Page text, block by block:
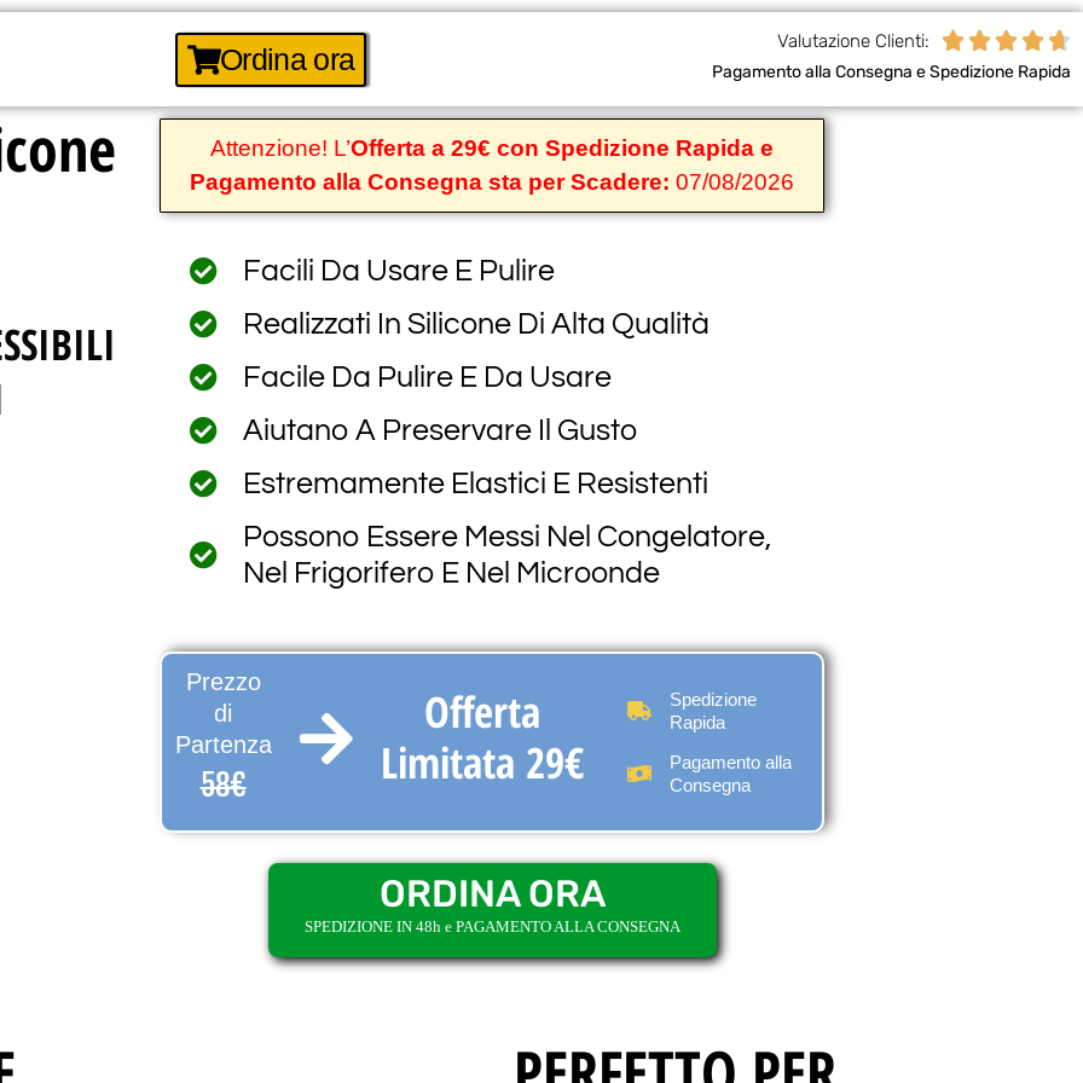
Ordina ora
Valutazione Clienti: 
Pagamento alla Consegna e Spedizione Rapida
Attenzione! L’Offerta a 29€ con Spedizione Rapida e
Pagamento alla Consegna sta per Scadere: 07/08/2026
Facili Da Usare E Pulire
Realizzati In Silicone Di Alta Qualità
Facile Da Pulire E Da Usare
Aiutano A Preservare Il Gusto
Estremamente Elastici E Resistenti
Possono Essere Messi Nel Congelatore,
Nel Frigorifero E Nel Microonde
Prezzo
di
Partenza
58€
Offerta
Limitata 29€
Spedizione
Rapida
Pagamento alla
Consegna
ORDINA ORA
SPEDIZIONE IN 48h e PAGAMENTO ALLA CONSEGNA